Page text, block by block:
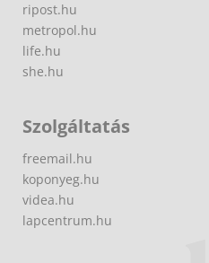
ripost.hu
metropol.hu
life.hu
she.hu
Szolgáltatás
freemail.hu
koponyeg.hu
videa.hu
lapcentrum.hu